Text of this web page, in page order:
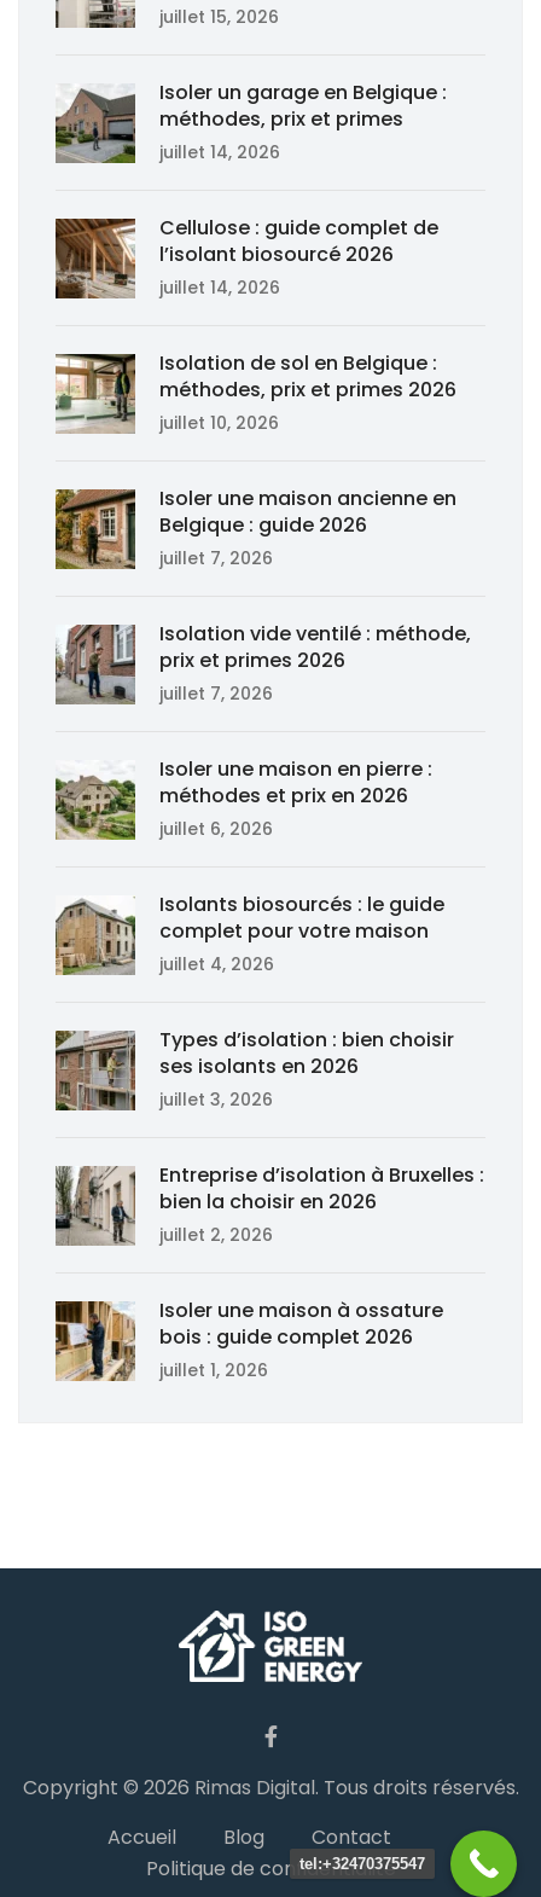
juillet 15, 2026
Isoler un garage en Belgique :
méthodes, prix et primes
juillet 14, 2026
Cellulose : guide complet de
l’isolant biosourcé 2026
juillet 14, 2026
Isolation de sol en Belgique :
méthodes, prix et primes 2026
juillet 10, 2026
Isoler une maison ancienne en
Belgique : guide 2026
juillet 7, 2026
Isolation vide ventilé : méthode,
prix et primes 2026
juillet 7, 2026
Isoler une maison en pierre :
méthodes et prix en 2026
juillet 6, 2026
Isolants biosourcés : le guide
complet pour votre maison
juillet 4, 2026
Types d’isolation : bien choisir
ses isolants en 2026
juillet 3, 2026
Entreprise d’isolation à Bruxelles :
bien la choisir en 2026
juillet 2, 2026
Isoler une maison à ossature
bois : guide complet 2026
juillet 1, 2026
Copyright © 2026 Rimas Digital. Tous droits réservés.
Accueil
Blog
Contact
Politique de confidentialité
tel:+32470375547